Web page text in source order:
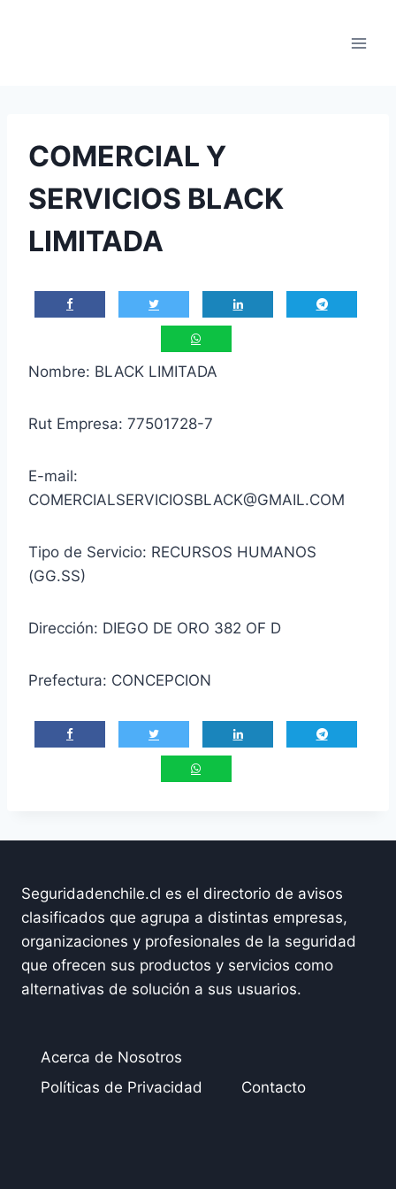
COMERCIAL Y
SERVICIOS BLACK
LIMITADA
Nombre: BLACK LIMITADA
Rut Empresa: 77501728-7
E-mail:
COMERCIALSERVICIOSBLACK@GMAIL.COM
Tipo de Servicio: RECURSOS HUMANOS
(GG.SS)
Dirección: DIEGO DE ORO 382 OF D
Prefectura: CONCEPCION
Seguridadenchile.cl es el directorio de avisos
clasificados que agrupa a distintas empresas,
organizaciones y profesionales de la seguridad
que ofrecen sus productos y servicios como
alternativas de solución a sus usuarios.
Acerca de Nosotros
Políticas de Privacidad
Contacto